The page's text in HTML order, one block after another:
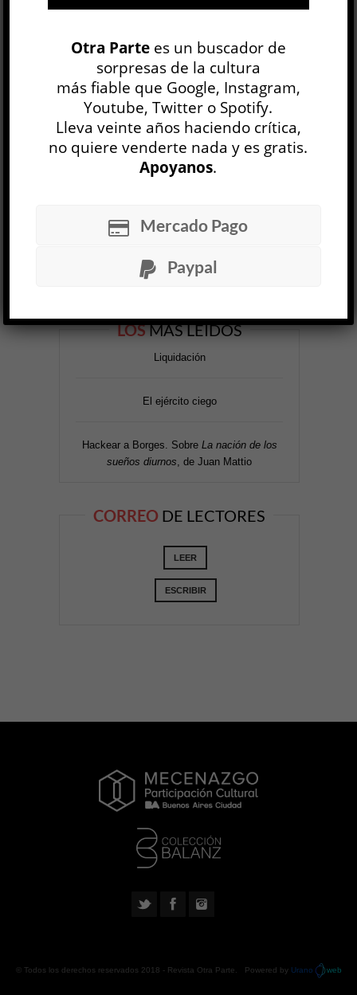
30 NÚMEROS
ARCHIVOOP SEMANAL
LOSMÁS LEÍDOS
Liquidación
El ejército ciego
Hackear a Borges. Sobre La nación de los
sueños diurnos , de Juan Mattio
CORREO DE LECTORES
LEER
ESCRIBIR
© Todos los derechos reservados 2018 - Revista Otra Parte . Powered by Urano web
Otra Partees un buscador de
sorpresas de la cultura
más fiable que Google, Instagram,
Youtube, Twitter o Spotify.
Lleva veinte años haciendo crítica,
no quiere venderte nada y es gratis.
Apoyanos.
Mercado Pago
Paypal